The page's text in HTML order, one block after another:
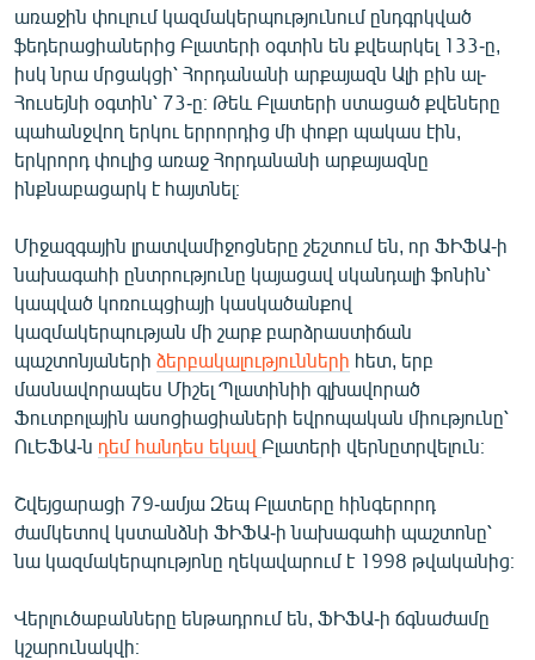
Հայերեն
English
Русский
ՀԵՏԵՎԵՔ ՄԵԶ
«Ազատության» բոլոր կայքերը
առաջին փուլում կազմակերպությունում ընդգրկված
ֆեդերացիաներից Բլատերի օգտին են քվեարկել 133-ը,
իսկ նրա մրցակցի՝ Հորդանանի արքայազն Ալի բին ալ-
Հուսեյնի օգտին՝ 73-ը։ Թեև Բլատերի ստացած քվեները
պահանջվող երկու երրորդից մի փոքր պակաս էին,
երկրորդ փուլից առաջ Հորդանանի արքայազնը
ինքնաբացարկ է հայտնել։
Միջազգային լրատվամիջոցները շեշտում են, որ ՖԻՖԱ-ի
նախագահի ընտրությունը կայացավ սկանդալի ֆոնին՝
կապված կոռուպցիայի կասկածանքով
կազմակերպության մի շարք բարձրաստիճան
պաշտոնյաների ձերբակալությունների հետ, երբ
մասնավորապես Միշել Պլատինիի գլխավորած
Ֆուտբոլային ասոցիացիաների եվրոպական միությունը՝
ՈւԵՖԱ-ն դեմ հանդես եկավ Բլատերի վերնըտրվելուն։
Շվեյցարացի 79-ամյա Զեպ Բլատերը հինգերորդ
ժամկետով կստանձնի ՖԻՖԱ-ի նախագահի պաշտոնը՝
նա կազմակերպությոնը ղեկավարում է 1998 թվականից։
Վերլուծաբանները ենթադրում են, ՖԻՖԱ-ի ճգնաժամը
կշարունակվի։